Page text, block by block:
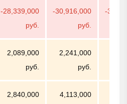
-28,339,000
руб.
-30,916,000
руб.
-
2,089,000
руб.
2,241,000
руб.
2,840,000
4,113,000